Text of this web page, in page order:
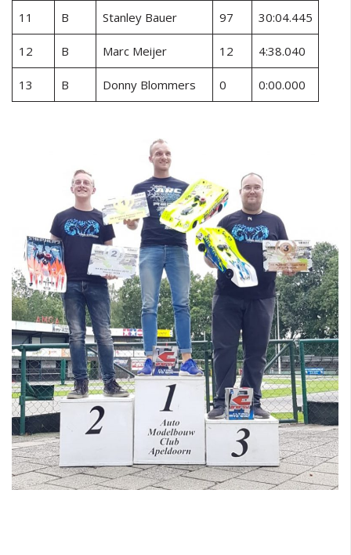
11 B Stanley Bauer 97 30:04.445
12 B Marc Meijer 12 4:38.040
13 B Donny Blommers 0 0:00.000